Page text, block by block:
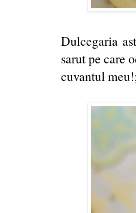
Dulcegaria
sarut pe care
cuvantul